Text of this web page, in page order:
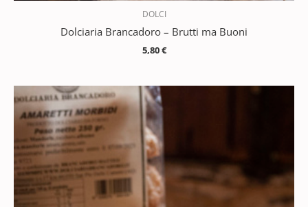
DOLCI
Dolciaria Brancadoro – Brutti ma Buoni
5,80€